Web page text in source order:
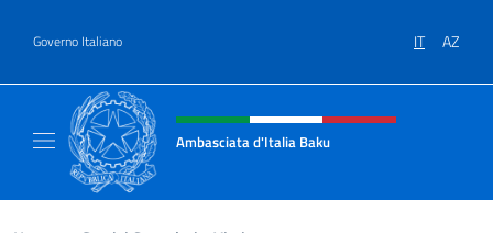
Governo Italiano IT AZ
Intestazione sito, social e menù
Ambasciata d'Italia Baku